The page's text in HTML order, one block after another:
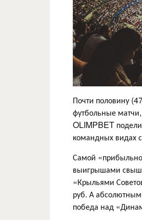
Почти половину
футбольные
OLIMPBET
командных видах
Самой
выигрышами
«Крыльями
руб. А
победа над